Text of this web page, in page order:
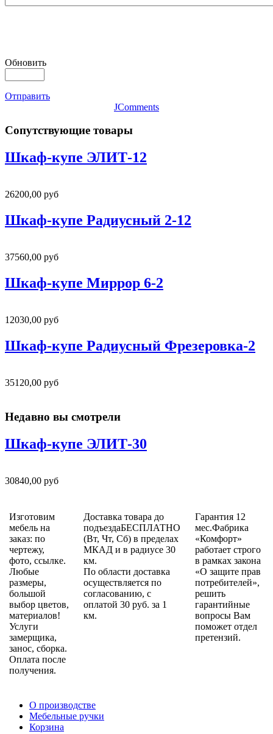
Обновить
Отправить
JComments
Сопутствующие товары
Шкаф-купе ЭЛИТ-12
26200,00 руб
Шкаф-купе Радиусный 2-12
37560,00 руб
Шкаф-купе Миррор 6-2
12030,00 руб
Шкаф-купе Радиусный Фрезеровка-2
35120,00 руб
Недавно вы смотрели
Шкаф-купе ЭЛИТ-30
30840,00 руб
Изготовим
мебель на
заказ: по
чертежу,
фото, ссылке.
Любые
размеры,
большой
выбор цветов,
материалов!
Услуги
замерщика,
занос, сборка.
Оплата после
получения.
Доставка товара до
подъездаБЕСПЛАТНО
(Вт, Чт, Сб) в пределах
МКАД и в радиусе 30
км.
По области доставка
осуществляется по
согласованию, с
оплатой 30 руб. за 1
км.
Гарантия 12
мес.Фабрика
«Комфорт»
работает строго
в рамках закона
«О защите прав
потребителей»,
решить
гарантийные
вопросы Вам
поможет отдел
претензий.
О производстве
Мебельные ручки
Корзина